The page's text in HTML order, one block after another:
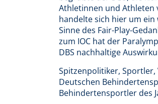
Athletinnen und Athleten
handelte sich hier um ein
Sinne des Fair-Play-
zum IOC hat der
DBS nachhaltige
Spitzenpolitiker,
Deutschen
Behindertensportler des